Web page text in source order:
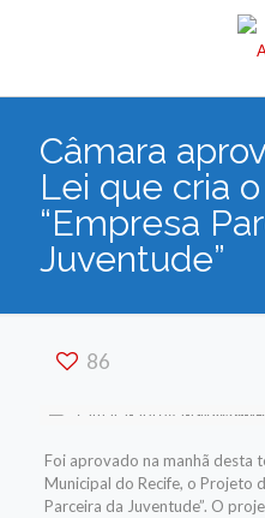
Câmara
Lei que cria
“Empresa
Juventude”
86
Foi aprovado na manhã desta
Municipal do Recife, o Projeto
Parceira da Juventude”. O